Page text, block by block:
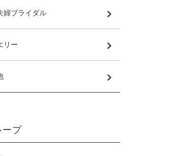
婦ブライダル
リー
ープ